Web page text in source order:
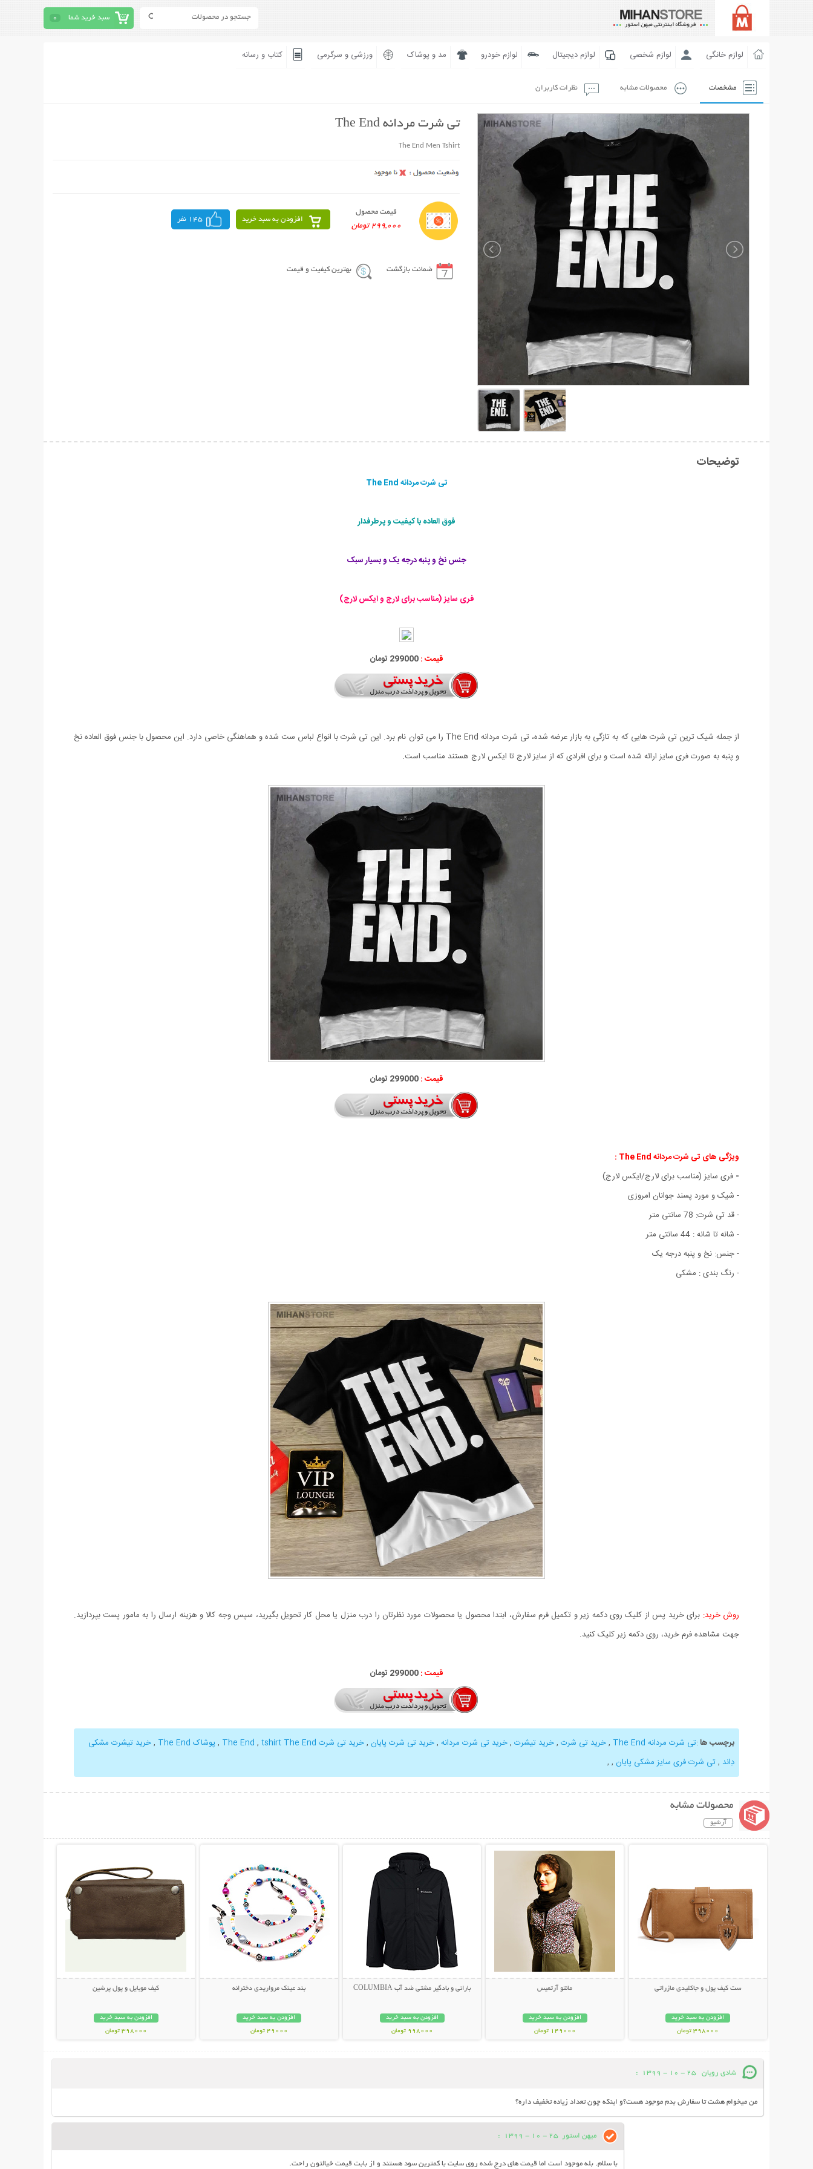
سبد خرید شما 0
لوازم خانگی لوازم شخصی لوازم دیجیتال لوازم خودرو مد و پوشاک ورزشی و سرگرمی کتاب و رسانه
مشخصات محصولات مشابه نظرات کاربران
تی شرت مردانه The End
The End Men Tshirt
قیمت محصول
299,000 تومان
افزودن به سبد خرید 145 نفر
ضمانت بازگشت بهترین کیفیت و قیمت
توضیحات
تی شرت مردانه The End
فوق العاده با کیفیت و پرطرفدار
جنس نخ و پنبه درجه یک و بسیار سبک
فری سایز (مناسب برای لارج و ایکس لارج)
قیمت :299000 تومان
از جمله شیک ترین تی شرت هایی که به تازگی به بازار عرضه شده، تی شرت مردانه The End را می توان نام برد. این تی شرت با انواع لباس ست شده و هماهنگی خاصی دارد. این محصول با جنس فوق العاده نخ
و پنبه به صورت فری سایز ارائه شده است و برای افرادی که از سایز لارج تا ایکس لارج هستند مناسب است.
قیمت :299000 تومان
ویژگی های تی شرت مردانه The End :
- فری سایز (مناسب برای لارج/ایکس لارج)
- شیک و مورد پسند جوانان امروزی
- قد تی شرت: 78 سانتی متر
- شانه تا شانه : 44 سانتی متر
- جنس: نخ و پنبه درجه یک
- رنگ بندی : مشکی
روش خرید: برای خرید پس از کلیک روی دکمه زیر و تکمیل فرم سفارش، ابتدا محصول یا محصولات مورد نظرتان را درب منزل یا محل کار تحویل بگیرید، سپس وجه کالا و هزینه ارسال را به مامور پست بپردازید.
جهت مشاهده فرم خرید، روی دکمه زیر کلیک کنید.
قیمت :299000 تومان
برچسب ها:تی شرت مردانه The End ,خرید تی شرت ,خرید تیشرت ,خرید تی شرت مردانه ,خرید تی شرت پایان ,خرید تی شرت The End , tshirt The End
, پوشاک The End ,خرید تیشرت مشکی
دِاند , تی شرت فری سایز مشکی پایان ,
,
محصولات مشابه
آرشیو
ست کیف پول و جاکلیدی مازراتی
افزودن به سبد خرید
398000 تومان
مانتو آرتمیس
افزودن به سبد خرید
149000 تومان
بارانی و بادگیر مشتی ضد آب COLUMBIA
افزودن به سبد خرید
998000 تومان
بند عینک مرواریدی دخترانه
افزودن به سبد خرید
49000 تومان
کیف موبایل و پول پرشین
افزودن به سبد خرید
398000 تومان
شادی رویان 25 - 10 - 1399
:
من میخوام هشت تا سفارش بدم موجود هست؟و اینکه چون تعداد زیاده تخفیف داره؟
میهن استور 25 - 10 - 1399
:
با سلام. بله موجود است اما قیمت های درج شده روی سایت با کمترین سود هستند و از بابت قیمت خیالتون راحت.